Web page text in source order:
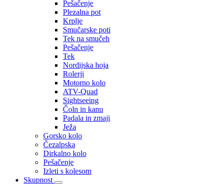
Pešačenje
Plezalna pot
Krplje
Smučarske poti
Tek na smučeh
Pešačenje
Tek
Nordijska hoja
Rolerji
Motorno kolo
ATV-Quad
Sightseeing
Čoln in kanu
Padala in zmaji
Ježa
Gorsko kolo
Čezalpska
Dirkalno kolo
Pešačenje
Izleti s kolesom
Skupnost